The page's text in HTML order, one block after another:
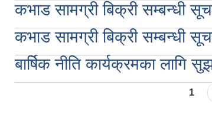
कभाड सामग्री बिक्री सम्बन्धी
कभाड सामग्री बिक्री सम्बन्धी
बार्षिक नीति कार्यक्रमका लागि
1